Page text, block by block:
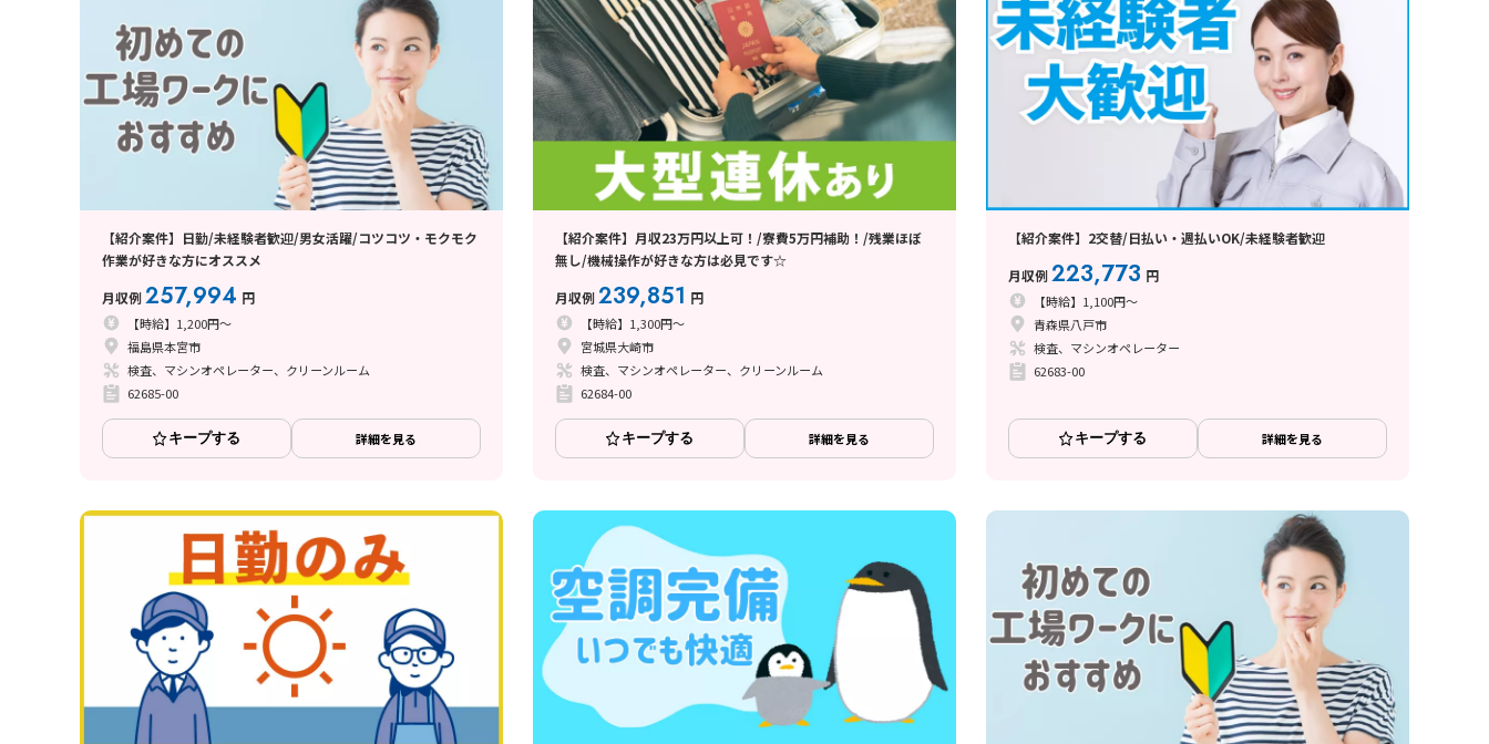
【紹介案件】日勤/未経験者歓迎/男女活躍/コツコツ・モクモク
作業が好きな方にオススメ
月収例257,994 円
【時給】1,200円～
福島県本宮市
検査、マシンオペレーター、クリーンルーム
62685-00
キープする 詳細を見る
【紹介案件】月収23万円以上可！/寮費5万円補助！/残業ほぼ
無し/機械操作が好きな方は必見です☆
月収例239,851 円
【時給】1,300円～
宮城県大崎市
検査、マシンオペレーター、クリーンルーム
62684-00
キープする 詳細を見る
【紹介案件】2交替/日払い・週払いOK/未経験者歓迎
月収例223,773 円
【時給】1,100円～
青森県八戸市
検査、マシンオペレーター
62683-00
キープする 詳細を見る